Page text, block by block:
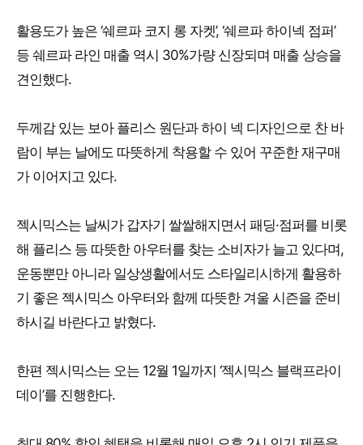
활용도가 높은 ‘쉐르파 코지 롱 자켓’, ‘쉐르파 하이넥 점퍼’
등 쉐르파 라인 매출 역시 30%가량 신장되며 매출 상승을
견인했다.
두께감 있는 보아 플리스 원단과 하이 넥 디자인으로 찬 바
람이 부는 날에도 따뜻하게 착용할 수 있어 꾸준한 재구매
가 이어지고 있다.
젝시믹스는 날씨가 갑자기 쌀쌀해지면서 패딩·점퍼를 비롯
해 플리스 등 따뜻한 아우터를 찾는 소비자가 늘고 있다며,
운동뿐만 아니라 일상생활에서도 스타일리시하게 활용하
기 좋은 젝시믹스 아우터와 함께 따뜻한 겨울 시즌을 준비
하시길 바란다고 밝혔다.
한편 젝시믹스는 오는 12월 1일까지 ‘젝시믹스 블랙프라이
데이’를 진행한다.